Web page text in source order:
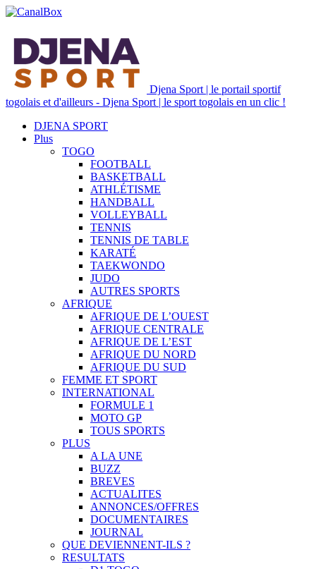
Djena Sport | le portail sportif
togolais et d'ailleurs - Djena Sport | le sport togolais en un clic !
DJENA SPORT
Plus
TOGO
FOOTBALL
BASKETBALL
ATHLÉTISME
HANDBALL
VOLLEYBALL
TENNIS
TENNIS DE TABLE
KARATÉ
TAEKWONDO
JUDO
AUTRES SPORTS
AFRIQUE
AFRIQUE DE L’OUEST
AFRIQUE CENTRALE
AFRIQUE DE L’EST
AFRIQUE DU NORD
AFRIQUE DU SUD
FEMME ET SPORT
INTERNATIONAL
FORMULE 1
MOTO GP
TOUS SPORTS
PLUS
A LA UNE
BUZZ
BREVES
ACTUALITES
ANNONCES/OFFRES
DOCUMENTAIRES
JOURNAL
QUE DEVIENNENT-ILS ?
RESULTATS